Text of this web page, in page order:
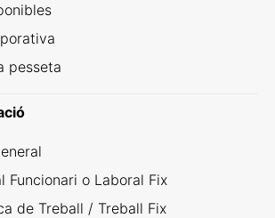
pesseta
Funcionari o Laboral Fix
de Treball / Treball Fix